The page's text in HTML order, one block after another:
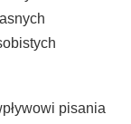
pisania